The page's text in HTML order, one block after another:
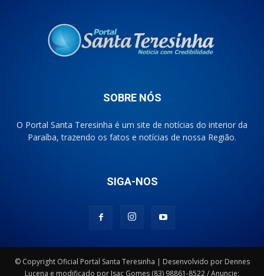
SOBRE NÓS
O Portal Santa Teresinha é um site de notícias do interior da
Paraíba, trazendo os fatos e notícias de nossa Região.
SIGA-NOS
© Copyright Oficial Portal Santa Teresinha | Desenvolvido por Dennes
Lucena e modificado por Isac Gomes (83) 98861-8522 / Anuncie: